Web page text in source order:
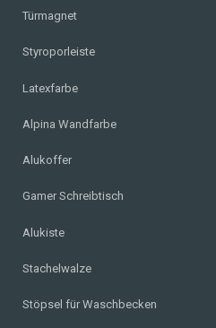
Türmagnet
Styroporleiste
Latexfarbe
Alpina Wandfarbe
Alukoffer
Gamer Schreibtisch
Alukiste
Stachelwalze
Stöpsel für Waschbecken